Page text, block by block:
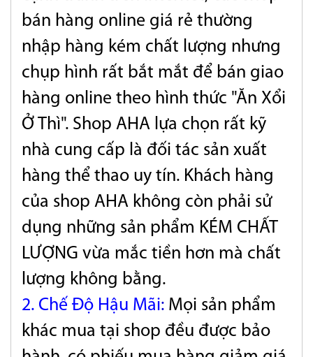
bán hàng online giá rẻ thường
nhập hàng kém chất lượng nhưng
chụp hình rất bắt mắt để bán giao
hàng online theo hình thức "Ăn Xổi
Ở Thì". Shop AHA lựa chọn rất kỹ
nhà cung cấp là đối tác sản xuất
hàng thể thao uy tín. Khách hàng
của shop AHA không còn phải sử
dụng những sản phẩm KÉM CHẤT
LƯỢNG vừa mắc tiền hơn mà chất
lượng không bằng.
2. Chế Độ Hậu Mãi: Mọi sản phẩm
khác mua tại shop đều được bảo